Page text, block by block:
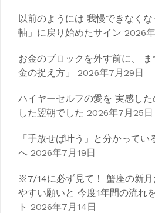
以前のようには 我慢できなく
軸」に戻り始めたサイン 2026
お金のブロックを外す前に、
金の捉え方」
2026年7月29日
ハイヤーセルフの愛を 実感し
した翌朝でした 2026年7月25日
「手放せば叶う」と分かってい
へ 2026年7月19日
※7/14に必ず見て！ 蟹座の新
やすい願いと 今度1年間の流れ
ト 2026年7月14日